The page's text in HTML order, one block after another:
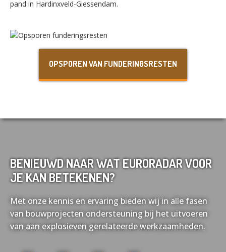
pand in Hardinxveld-Giessendam.
OPSPOREN VAN FUNDERINGSRESTEN
BENIEUWD NAAR WAT EURORADAR VOOR
JE KAN BETEKENEN?
Met onze kennis en ervaring bieden wij in alle fasen
van bouwprojecten ondersteuning bij het uitvoeren
van aan explosieven gerelateerde werkzaamheden.
Nederlands
Français Deutsch